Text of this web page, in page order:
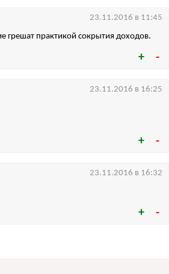
грешат практикой сокрытия доходов.
23.11.2016 в 11:45
23.11.2016 в 16:25
23.11.2016 в 16:32